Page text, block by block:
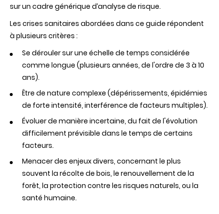
sur un cadre générique d’analyse de risque.
Les crises sanitaires abordées dans ce guide répondent
à plusieurs critères :
Se dérouler sur une échelle de temps considérée
comme longue (plusieurs années, de l'ordre de 3 à 10
ans).
Être de nature complexe (dépérissements, épidémies
de forte intensité, interférence de facteurs multiples).
Évoluer de manière incertaine, du fait de l'évolution
difficilement prévisible dans le temps de certains
facteurs.
Menacer des enjeux divers, concernant le plus
souvent la récolte de bois, le renouvellement de la
forêt, la protection contre les risques naturels, ou la
santé humaine.